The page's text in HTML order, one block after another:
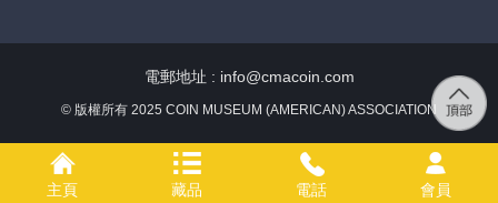
電郵地址 : info@cmacoin.com
© 版權所有 2025 COIN MUSEUM (AMERICAN) ASSOCIATION
主頁 藏品 電話 會員